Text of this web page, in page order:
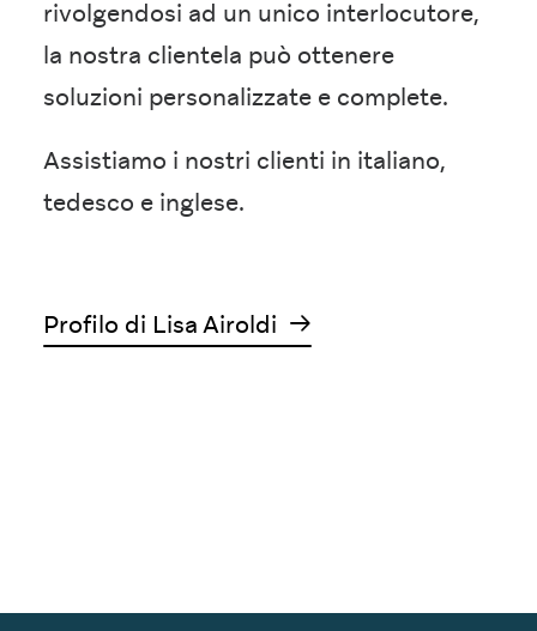
rivolgendosi ad un unico interlocutore,
la nostra clientela può ottenere
soluzioni personalizzate e complete.
Assistiamo i nostri clienti in italiano,
tedesco e inglese.
Profilo di Lisa Airoldi